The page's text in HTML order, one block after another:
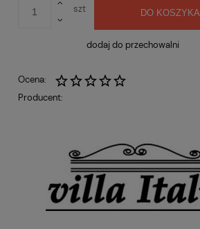
szt DO KOSZYKA
dodaj do przechowalni
Ocena:
Producent: